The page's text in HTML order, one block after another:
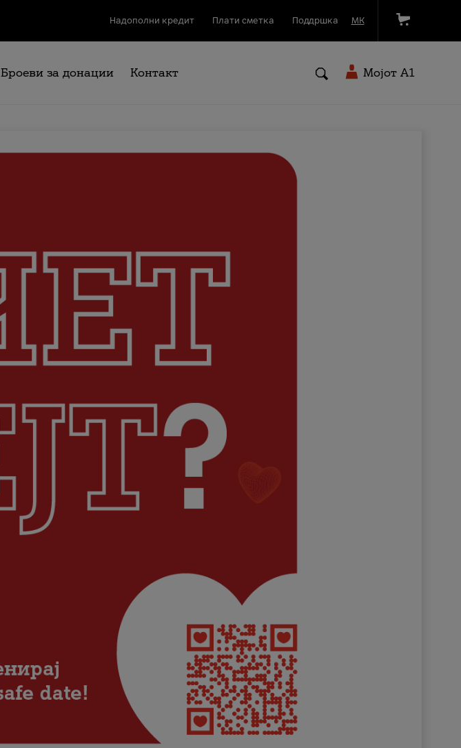
Надополни кредит Плати сметка Поддршка МК
Броеви за донации Контакт Мојот A1